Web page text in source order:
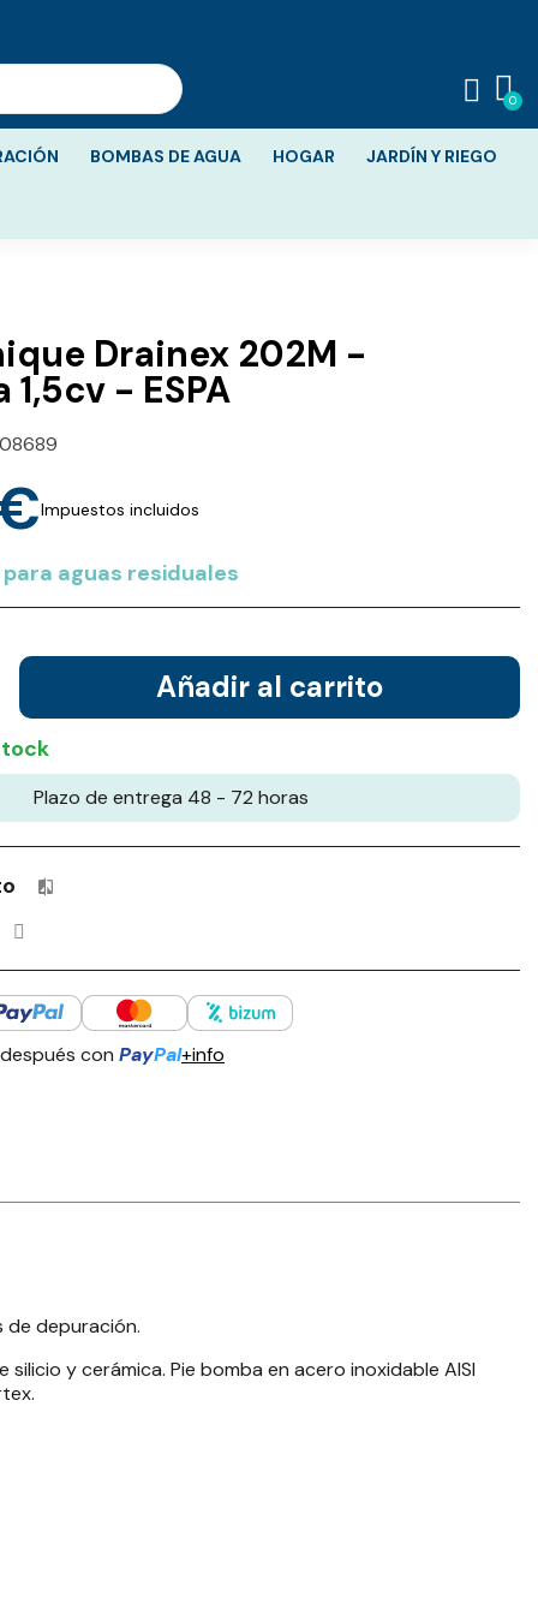
BOMBAS DE AGUA HOGAR JARDÍN Y RIEGO
Drainex 202M -
- ESPA
Impuestos incluidos
aguas residuales
Añadir al carrito
Plazo de entrega 48 - 72 horas
Productos incluidos en tu lista de comparación: 0 / 4
con PayPal+info
de depuración.
y cerámica. Pie bomba en acero inoxidable AISI